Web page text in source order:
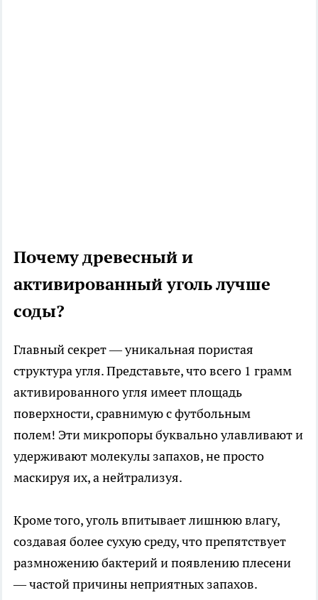
Почему древесный и
активированный уголь лучше
соды?
Главный секрет — уникальная пористая
структура угля. Представьте, что всего 1 грамм
активированного угля имеет площадь
поверхности, сравнимую с футбольным
полем! Эти микропоры буквально улавливают и
удерживают молекулы запахов, не просто
маскируя их, а нейтрализуя.
Кроме того, уголь впитывает лишнюю влагу,
создавая более сухую среду, что препятствует
размножению бактерий и появлению плесени
— частой причины неприятных запахов.